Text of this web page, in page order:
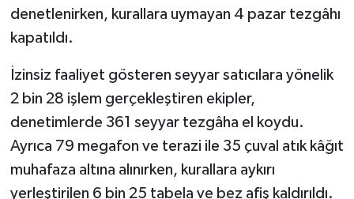
denetlenirken, kurallara uymayan 4 pazar tezgâhı
kapatıldı.
İzinsiz faaliyet gösteren seyyar satıcılara yönelik
2 bin 28 işlem gerçekleştiren ekipler,
denetimlerde 361 seyyar tezgâha el koydu.
Ayrıca 79 megafon ve terazi ile 35 çuval atık kâğıt
muhafaza altına alınırken, kurallara aykırı
yerleştirilen 6 bin 25 tabela ve bez afiş kaldırıldı.